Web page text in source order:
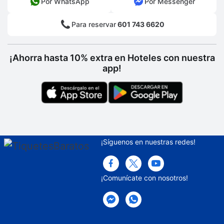
Para reservar601 743 6620
¡Ahorra hasta 10% extra en Hoteles con nuestra
app!
¡Síguenos en nuestras redes!
¡Comunícate con nosotros!